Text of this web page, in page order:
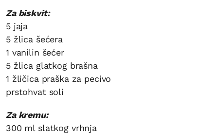
Za biskvit:
5 jaja
5 žlica šećera
1 vanilin šećer
5 žlica glatkog brašna
1 žličica praška za pecivo
prstohvat soli
Za kremu:
300 ml slatkog vrhnja